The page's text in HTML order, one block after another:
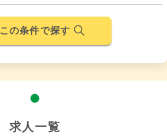
この条件で探す
求人一覧